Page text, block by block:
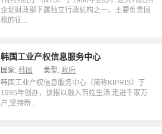
企划财政部下属独立行政机构之一。主要负责国
税的征...
韩国工业产权信息服务中心
国家: 韩国 类型: 政府
韩国工业产权信息服务中心（简称KIPRIS）于
1995年创办，该报以融入百姓生活,走进千家万
户,坚持新...